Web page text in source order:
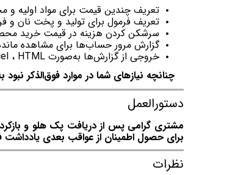
تعریف چندین قیمت برای مواد اولیه و
تعریف فرمول برای تولید و پخت نان و
سرشکن کردن هزینه در قیمت خرید
گزارش مرور حساب‌ها برای مشاهده
خروجی از گزارش‌ها به‌صورت Text ، Excel ، HTML
چنانچه نیازهای شما در موارد فوق‌الذکر
دستورالعمل
مشتری گرامی پس از دریافت پک هلو و
برای حصول اطمینان از عواقب بعدی یادداشت
نظرات